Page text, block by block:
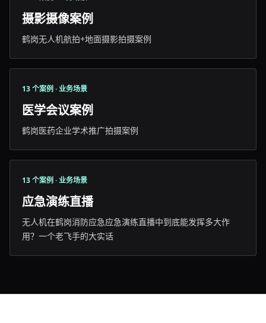
摄影摄像案例
鹤岗无人机航拍+地面摄影拍摄案例
13 个案例 · 业务场景
医学会议案例
鹤岗医药企业学术推广拍摄案例
13 个案例 · 业务场景
应急演练直播
无人机在鹤岗消防应急应急演练直播中到底能发挥多大作
用？一个老飞手的大实话